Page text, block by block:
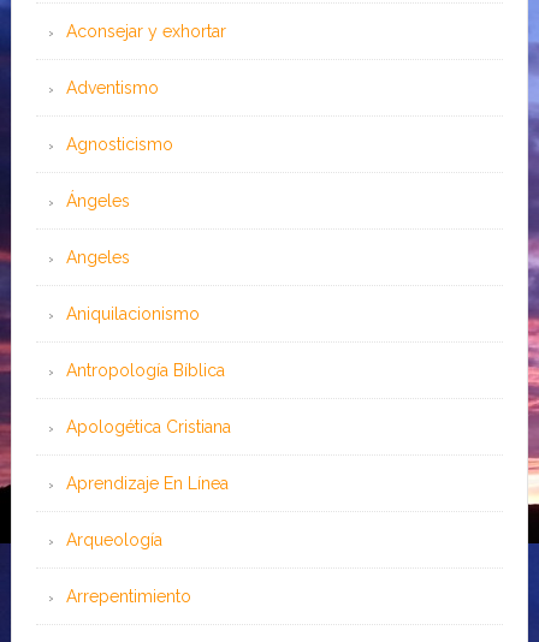
Aconsejar y exhortar
Adventismo
Agnosticismo
Ángeles
Angeles
Aniquilacionismo
Antropología Bíblica
Apologética Cristiana
Aprendizaje En Línea
Arqueología
Arrepentimiento